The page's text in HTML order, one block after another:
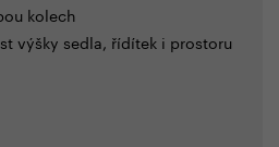
kolech
výšky sedla, řídítek i prostoru